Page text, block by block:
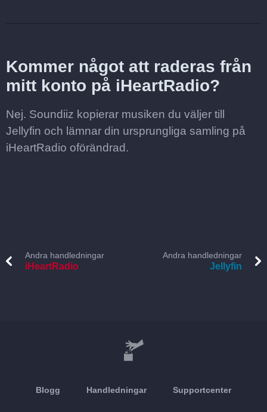
Kommer något att raderas från
mitt konto på iHeartRadio?
Nej. Soundiiz kopierar musiken du väljer till
Jellyfin och lämnar din ursprungliga samling på
iHeartRadio oförändrad.
Andra handledningar
iHeartRadio
Andra handledningar
Jellyfin
Blogg Handledningar Supportcenter